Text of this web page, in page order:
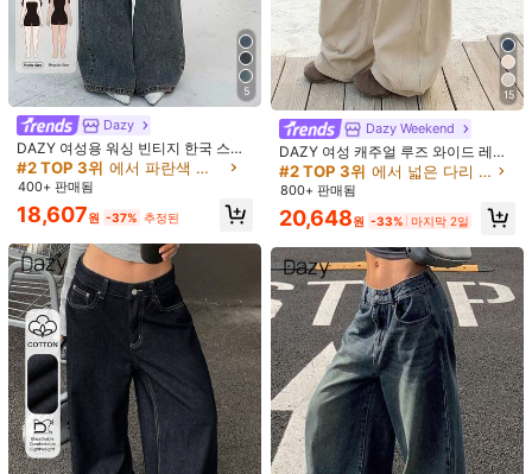
배송지 South Korea
무료 배송
예상 배송:2-5 영업일
무료 반품
안전한 결제 · 개인정보 보호
SHEIN에서 판매됨
4.95 더 보기
작은
정사이즈
93%
라지
4%
빠른 배송 좋은 원단 소재(7) 무향(4) 높은 휴대성 (2)
J***n 색: 라이트 워시 / 사이즈: 30
5
Dazy
DAZY 여성용 워싱 빈티지 한국 스타
일 루즈 플레어 청바지 페티트
#2 TOP 3위 에서 파란색 데님 팬츠
400+ 판매됨
18,607원 -37% 추정된
15
Dazy Weekend
DAZY 여성 캐주얼 루즈 와이드 레그
플레어 진
#2 TOP 3위 에서 넓은 다리 데님 팬츠
800+ 판매됨
20,648원 -33% 마지막 2일